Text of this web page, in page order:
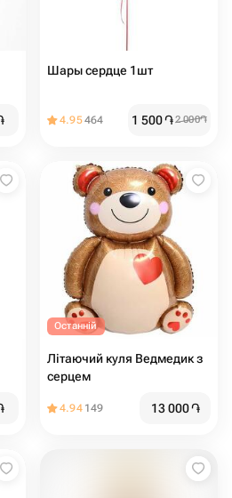
Шары сердце 1шт
4.95464 1 500֏2 000֏
Останній
Літаючий куля Ведмедик з
серцем
4.94 149 13 000֏